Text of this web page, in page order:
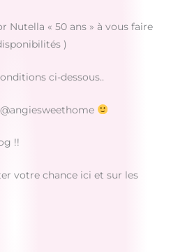
Nutella « 50 ans » à vous faire
)
ci-dessous..
!!
votre chance ici et sur les